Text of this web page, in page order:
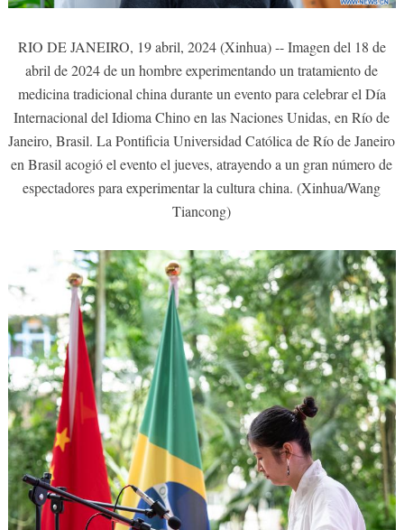
RIO DE JANEIRO, 19 abril, 2024 (Xinhua) -- Imagen del 18 de
abril de 2024 de un hombre experimentando un tratamiento de
medicina tradicional china durante un evento para celebrar el Día
Internacional del Idioma Chino en las Naciones Unidas, en Río de
Janeiro, Brasil. La Pontificia Universidad Católica de Río de Janeiro
en Brasil acogió el evento el jueves, atrayendo a un gran número de
espectadores para experimentar la cultura china. (Xinhua/Wang
Tiancong)